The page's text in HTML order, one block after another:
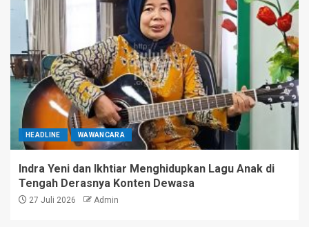
HEADLINE WAWANCARA
Indra Yeni dan Ikhtiar Menghidupkan Lagu Anak di
Tengah Derasnya Konten Dewasa
27 Juli 2026 Admin